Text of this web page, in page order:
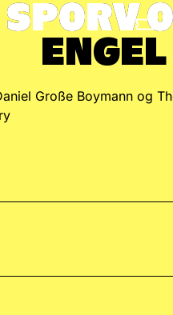
SPORV
ENGEL
SPORV
ENGEL
Große Boymann og